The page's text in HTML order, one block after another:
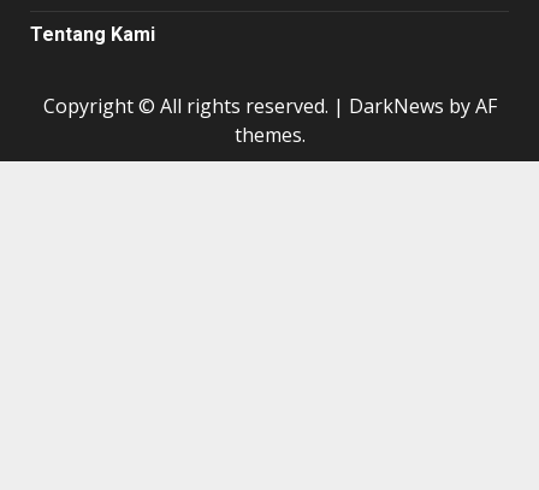
Tentang Kami
Copyright © All rights reserved. | DarkNews by AF
themes.